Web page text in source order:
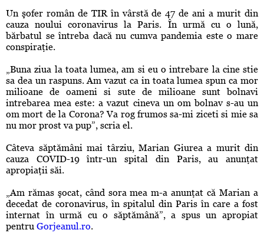
Un şofer român de TIR în vârstă de 47 de ani a murit din
cauza nouluicoronavirus la Paris. În urmă cu o lună,
bărbatul se întreba dacă nu cumva pandemia este o mare
conspiraţie.
„Buna ziua la toata lumea, am si eu o intrebare la cine stie
sa dea un raspuns. Am vazut ca in toata lumea spun ca mor
milioane de oameni si sute de milioane sunt bolnavi
intrebarea mea este: a vazut cineva un om bolnav s-au un
om mort de la Corona? Va rog frumos sa-mi ziceti si mie sa
nu mor prost va pup”, scria el.
Câteva săptămâni mai târziu, Marian Giurea a murit din
cauza COVID-19într-un spital din Paris, au anunţat
apropiaţii săi.
„Am rămas şocat, când sora mea m-a anunţat că Marian a
decedat de coronavirus, în spitalul din Paris în care a fost
internat în urmă cu o săptămână”, a spus un apropiat
pentru Gorjeanul.ro.